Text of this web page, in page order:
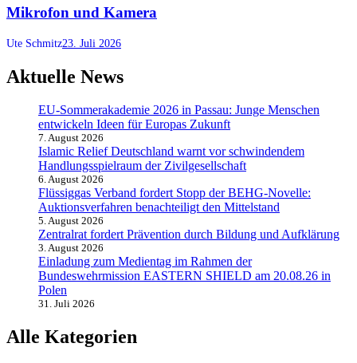
Mikrofon und Kamera
Ute Schmitz23. Juli 2026
Aktuelle News
EU-Sommerakademie 2026 in Passau: Junge Menschen
entwickeln Ideen für Europas Zukunft
7. August 2026
Islamic Relief Deutschland warnt vor schwindendem
Handlungsspielraum der Zivilgesellschaft
6. August 2026
Flüssiggas Verband fordert Stopp der BEHG-Novelle:
Auktionsverfahren benachteiligt den Mittelstand
5. August 2026
Zentralrat fordert Prävention durch Bildung und Aufklärung
3. August 2026
Einladung zum Medientag im Rahmen der
Bundeswehrmission EASTERN SHIELD am 20.08.26 in
Polen
31. Juli 2026
Alle Kategorien